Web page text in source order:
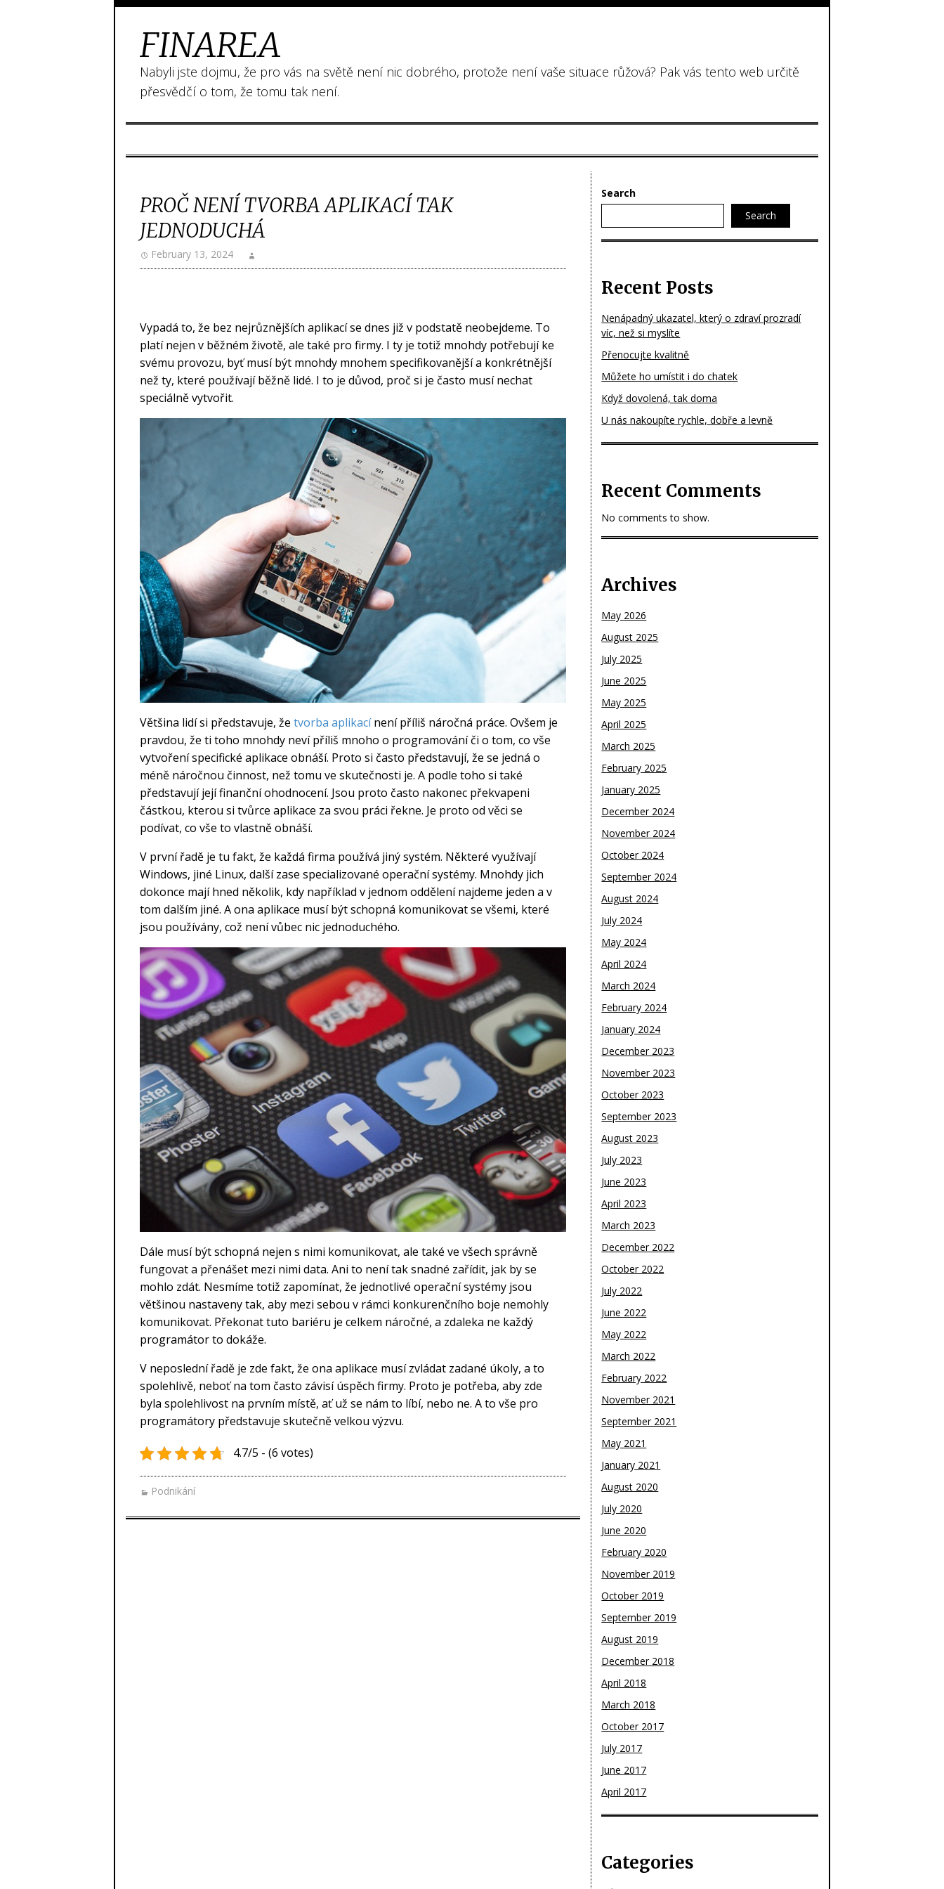
FINAREA
Nabyli jste dojmu, že pro vás na světě není nic dobrého, protože není vaše situace růžová? Pak vás tento web určitě
přesvědčí o tom, že tomu tak není.
PROČ NENÍ TVORBA APLIKACÍ TAK
JEDNODUCHÁ
February 13, 2024
Vypadá to, že bez nejrůznějších aplikací se dnes již v podstatě neobejdeme. To
platí nejen v běžném životě, ale také pro firmy. I ty je totiž mnohdy potřebují ke
svému provozu, byť musí být mnohdy mnohem specifikovanější a konkrétnější
než ty, které používají běžně lidé. I to je důvod, proč si je často musí nechat
speciálně vytvořit.
Většina lidí si představuje, že tvorba aplikacínení příliš náročná práce. Ovšem je
pravdou, že ti toho mnohdy neví příliš mnoho o programování či o tom, co vše
vytvoření specifické aplikace obnáší. Proto si často představují, že se jedná o
méně náročnou činnost, než tomu ve skutečnosti je. A podle toho si také
představují její finanční ohodnocení. Jsou proto často nakonec překvapeni
částkou, kterou si tvůrce aplikace za svou práci řekne. Je proto od věci se
podívat, co vše to vlastně obnáší.
V první řadě je tu fakt, že každá firma používá jiný systém. Některé využívají
Windows, jiné Linux, další zase specializované operační systémy. Mnohdy jich
dokonce mají hned několik, kdy například v jednom oddělení najdeme jeden a v
tom dalším jiné. A ona aplikace musí být schopná komunikovat se všemi, které
jsou používány, což není vůbec nic jednoduchého.
Dále musí být schopná nejen s nimi komunikovat, ale také ve všech správně
fungovat a přenášet mezi nimi data. Ani to není tak snadné zařídit, jak by se
mohlo zdát. Nesmíme totiž zapomínat, že jednotlivé operační systémy jsou
většinou nastaveny tak, aby mezi sebou v rámci konkurenčního boje nemohly
komunikovat. Překonat tuto bariéru je celkem náročné, a zdaleka ne každý
programátor to dokáže.
V neposlední řadě je zde fakt, že ona aplikace musí zvládat zadané úkoly, a to
spolehlivě, neboť na tom často závisí úspěch firmy. Proto je potřeba, aby zde
byla spolehlivost na prvním místě, ať už se nám to líbí, nebo ne. A to vše pro
programátory představuje skutečně velkou výzvu.
4.7/5 - (6 votes)
Podnikání
Search
Search
Recent Posts
Nenápadný ukazatel, který o zdraví prozradí
víc, než si myslíte
Přenocujte kvalitně
Můžete ho umístit i do chatek
Když dovolená, tak doma
U nás nakoupíte rychle, dobře a levně
Recent Comments
No comments to show.
Archives
May 2026
August 2025
July 2025
June 2025
May 2025
April 2025
March 2025
February 2025
January 2025
December 2024
November 2024
October 2024
September 2024
August 2024
July 2024
May 2024
April 2024
March 2024
February 2024
January 2024
December 2023
November 2023
October 2023
September 2023
August 2023
July 2023
June 2023
April 2023
March 2023
December 2022
October 2022
July 2022
June 2022
May 2022
March 2022
February 2022
November 2021
September 2021
May 2021
January 2021
August 2020
July 2020
June 2020
February 2020
November 2019
October 2019
September 2019
August 2019
December 2018
April 2018
March 2018
October 2017
July 2017
June 2017
April 2017
Categories